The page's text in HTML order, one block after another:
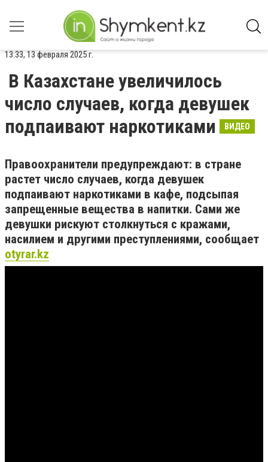
13:33, 13 февраля 2025 г.
В Казахстане увеличилось
число случаев, когда девушек
подпаивают наркотиками
ВИДЕО
Правоохранители предупреждают: в стране
растет число случаев, когда девушек
подпаивают наркотиками в кафе, подсыпая
запрещенные вещества в напитки. Сами же
девушки рискуют столкнуться с кражами,
насилием и другими преступлениями, сообщает
otyrar.kz